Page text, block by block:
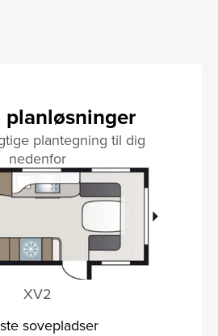
plantegning til dig
nedenfor
XV2
sovepladser